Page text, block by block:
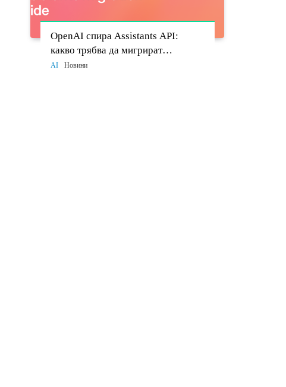
OpenAI спира Assistants API:
какво трябва да мигрират
разработчиците до 26 август
AI Новини